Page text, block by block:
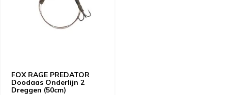
FOX RAGE PREDATOR
Doodaas Onderlijn 2
Dreggen (50cm)